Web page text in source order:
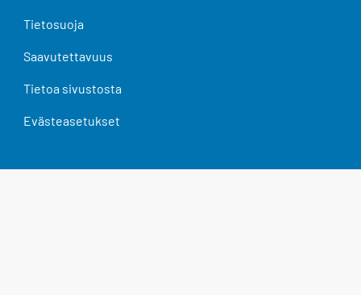
Tietosuoja
Saavutettavuus
Tietoa sivustosta
Evästeasetukset